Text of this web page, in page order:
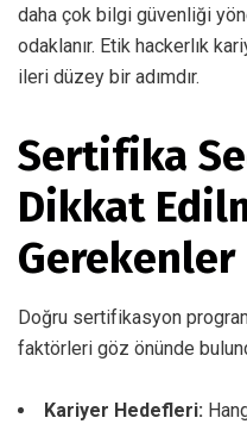
daha çok bilgi güvenliği
odaklanır. Etik hackerlık
ileri düzey bir adımdır.
Sertifika
Dikkat
Gerekenler
Doğru sertifikasyon
faktörleri göz önünde
Kariyer Hedefleri: